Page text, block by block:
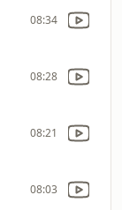
08:34
08:28
08:21
08:03